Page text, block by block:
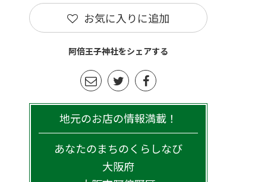
お気に入りに追加
阿倍王子神社をシェアする
地元のお店の情報満載！
あなたのまちのくらしなび
大阪府